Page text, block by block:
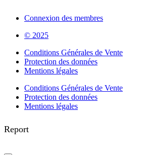
Connexion des membres
© 2025
Conditions Générales de Vente
Protection des données
Mentions légales
Conditions Générales de Vente
Protection des données
Mentions légales
Report